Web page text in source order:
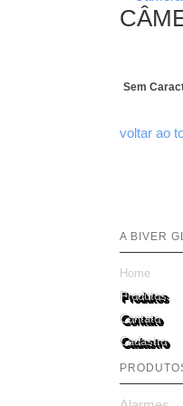
Sem
voltar ao
A BIVER
Home
Produtos
Contato
Cadastro